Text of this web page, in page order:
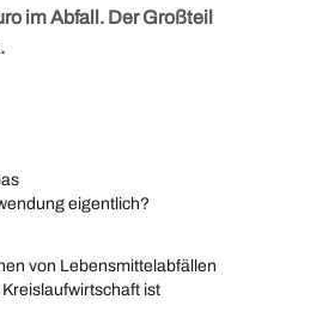
im Abfall. Der Großteil
eigentlich?
von Lebensmittelabfällen
ist